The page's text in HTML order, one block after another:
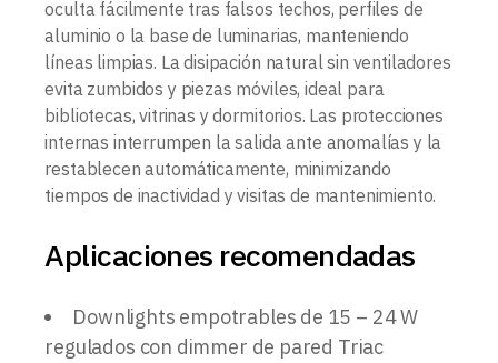
oculta fácilmente tras falsos techos, perfiles de
aluminio o la base de luminarias, manteniendo
líneas limpias. La disipación natural sin ventiladores
evita zumbidos y piezas móviles, ideal para
bibliotecas, vitrinas y dormitorios. Las protecciones
internas interrumpen la salida ante anomalías y la
restablecen automáticamente, minimizando
tiempos de inactividad y visitas de mantenimiento.
Aplicaciones recomendadas
Downlights empotrables de 15 – 24 W
regulados con dimmer de pared Triac